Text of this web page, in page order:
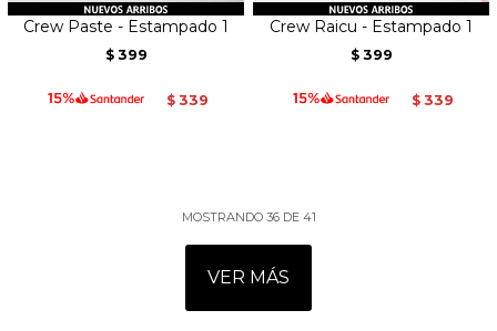
Crew Paste - Estampado 1
$ 399
$ 339
Crew Raicu - Estampado 1
$ 399
$ 339
MOSTRANDO 36DE 41
VER MÁS